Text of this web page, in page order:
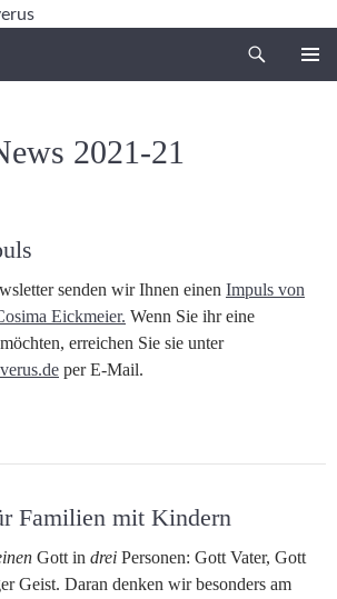
2021-21
senden wir Ihnen einen Impuls von
Eickmeier. Wenn Sie ihr eine
erreichen Sie sie unter
per E-Mail.
Familien mit Kindern
Gott in drei Personen: Gott Vater, Gott
Geist. Daran denken wir besonders am